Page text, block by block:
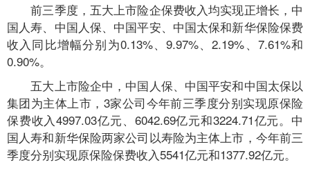
前三季度，五大上市险企保费收入均实现正增长，中
国人寿、中国人保、中国平安、中国太保和新华保险保费
收入同比增幅分别为0.13%、9.97%、2.19%、7.61%和
0.90%。
五大上市险企中，中国人保、中国平安和中国太保以
集团为主体上市，3家公司今年前三季度分别实现原保险
保费收入4997.03亿元、6042.69亿元和3224.71亿元。中
国人寿和新华保险两家公司以寿险为主体上市，今年前三
季度分别实现原保险保费收入5541亿元和1377.92亿元。